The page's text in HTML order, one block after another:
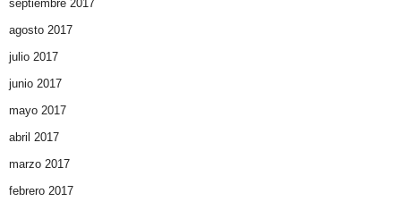
septiembre 2017
agosto 2017
julio 2017
junio 2017
mayo 2017
abril 2017
marzo 2017
febrero 2017